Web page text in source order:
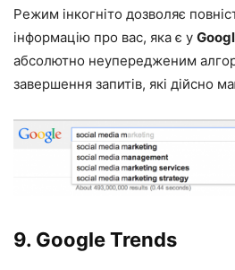
Режим інкогніто дозволяє
інформацію про вас, яка є у
абсолютно неупередженим
завершення запитів, які дійсно
9. Google Trends